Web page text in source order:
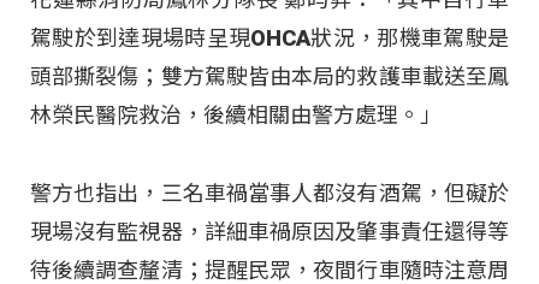
駕駛於到達現場時呈現OHCA狀況，那機車駕駛是
頭部撕裂傷；雙方駕駛皆由本局的救護車載送至鳳
林榮民醫院救治，後續相關由警方處理。」
警方也指出，三名車禍當事人都沒有酒駕，但礙於
現場沒有監視器，詳細車禍原因及肇事責任還得等
待後續調查釐清；提醒民眾，夜間行車隨時注意周